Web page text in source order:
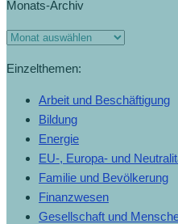
Monats-Archiv
Einzelthemen:
Arbeit und Beschäftigung
Bildung
Energie
EU-, Europa- und
Familie und Bevölkerung
Finanzwesen
Gesellschaft und